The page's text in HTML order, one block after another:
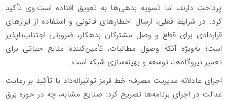
پرداخت دارند، اما تسویه بدهی‌ها به تعویق افتاده است.وی تأکید
کرد: در شرایط فعلی، ارسال اخطارهای قانونی و استفاده از ابزارهای
قراردادی برای قطع و وصل مشترکان بدهکار، ضرورتی اجتناب‌ناپذیر
است؛ به‌ویژه آنکه وصول مطالبات، تأمین‌کننده منابع حیاتی برای
تعمیر نیروگاه‌ها، توسعه و بهینه‌سازی شبکه است.
اجرای عادلانه مدیریت مصرف؛ خط قرمز توانیراله‌داد با تأکید بر رعایت
عدالت در اجرای برنامه‌ها تصریح کرد: صنایع مشابه، چه در حوزه برق